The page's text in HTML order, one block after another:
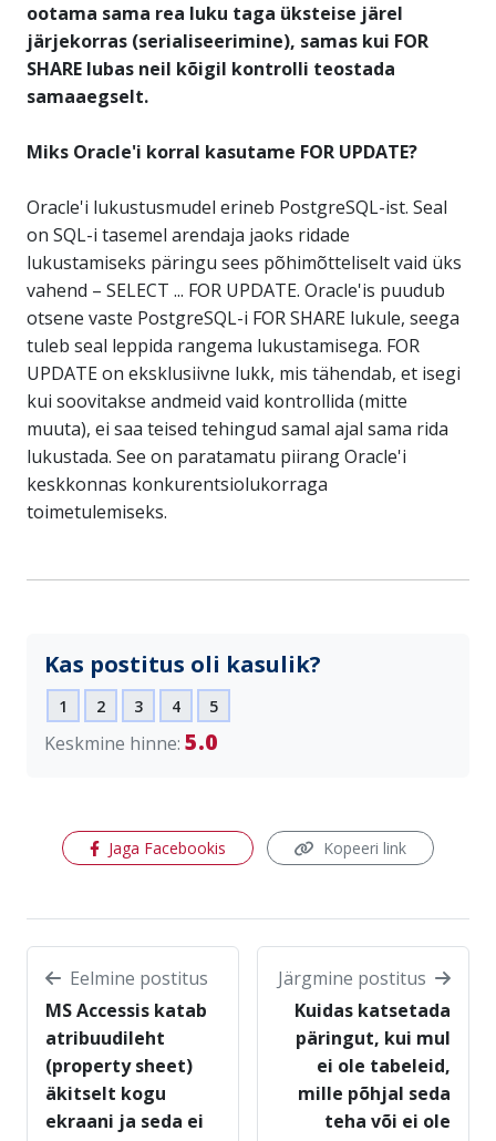
ootama sama rea luku taga üksteise järel
järjekorras (serialiseerimine), samas kui FOR
SHARE lubas neil kõigil kontrolli teostada
samaaegselt.
Miks Oracle'i korral kasutame FOR UPDATE?
Oracle'i lukustusmudel erineb PostgreSQL-ist. Seal
on SQL-i tasemel arendaja jaoks ridade
lukustamiseks päringu sees põhimõtteliselt vaid üks
vahend – SELECT ... FOR UPDATE. Oracle'is puudub
otsene vaste PostgreSQL-i FOR SHARE lukule, seega
tuleb seal leppida rangema lukustamisega. FOR
UPDATE on eksklusiivne lukk, mis tähendab, et isegi
kui soovitakse andmeid vaid kontrollida (mitte
muuta), ei saa teised tehingud samal ajal sama rida
lukustada. See on paratamatu piirang Oracle'i
keskkonnas konkurentsiolukorraga
toimetulemiseks.
Kas postitus oli kasulik?
1 2 3 4 5
Keskmine hinne: 5.0
Jaga Facebookis (avaneb uues aknas)
Kopeeri link
Eelmine postitus
MS Accessis katab
atribuudileht
(property sheet)
äkitselt kogu
ekraani ja seda ei
Järgmine postitus
Kuidas katsetada
päringut, kui mul
ei ole tabeleid,
mille põhjal seda
teha või ei ole